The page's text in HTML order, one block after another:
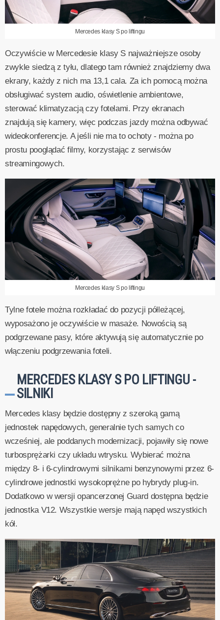
Mercedes klasy S po liftingu
Oczywiście w Mercedesie klasy S najważniejsze osoby
zwykle siedzą z tyłu, dlatego tam również znajdziemy dwa
ekrany, każdy z nich ma 13,1 cala. Za ich pomocą można
obsługiwać system audio, oświetlenie ambientowe,
sterować klimatyzacją czy fotelami. Przy ekranach
znajdują się kamery, więc podczas jazdy można odbywać
wideokonferencje. A jeśli nie ma to ochoty - można po
prostu pooglądać filmy, korzystając z serwisów
streamingowych.
Mercedes klasy S po liftingu
Tylne fotele można rozkładać do pozycji półleżącej,
wyposażono je oczywiście w masaże. Nowością są
podgrzewane pasy, które aktywują się automatycznie po
włączeniu podgrzewania foteli.
MERCEDES KLASY S PO LIFTINGU -
SILNIKI
Mercedes klasy będzie dostępny z szeroką gamą
jednostek napędowych, generalnie tych samych co
wcześniej, ale poddanych modernizacji, pojawiły się nowe
turbosprężarki czy układu wtrysku. Wybierać można
między 8- i 6-cylindrowymi silnikami benzynowymi przez 6-
cylindrowe jednostki wysokoprężne po hybrydy plug-in.
Dodatkowo w wersji opancerzonej Guard dostępna będzie
jednostka V12. Wszystkie wersje mają napęd wszystkich
kół.